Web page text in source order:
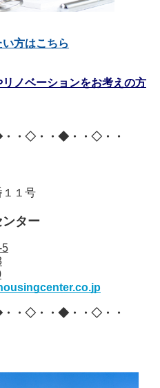
方はこちら
ノベーションをお考えの方
・◇・・◆・・◇・・
１号
ター
5
・◇・・◆・・◇・・